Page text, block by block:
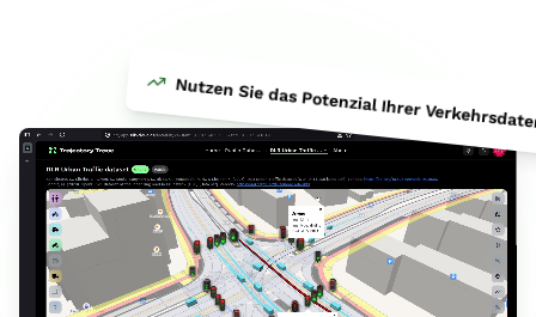
Nutzen Sie das Potenzial Ihrer